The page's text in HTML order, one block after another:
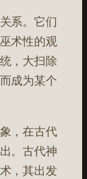
系。它们
术性的观
，大扫除
成为某个
，在古代
。古代神
，其出发